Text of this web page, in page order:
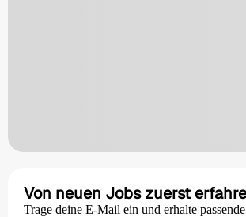
Von neuen Jobs zuerst
Trage deine E-Mail ein und erhalte